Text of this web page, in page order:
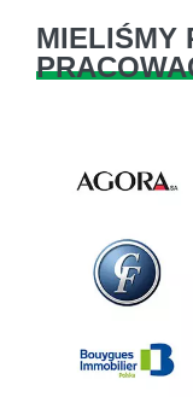
MIELIŚMY